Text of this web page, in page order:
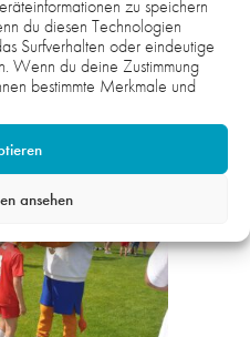
zu speichern
du diesen Technologien
Surfverhalten oder eindeutige
Wenn du deine Zustimmung
bestimmte Merkmale und
ansehen
musste Jurek Hegemann
– mit 16:55 Minuten
in 21:55 Minuten die
die Frauenwertung.